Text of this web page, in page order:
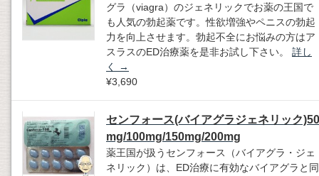
グラ（viagra）のジェネリックでお薬の王国で
も人気の勃起薬です。性欲増強やペニスの勃起
力を向上させます。勃起不全にお悩みの方はア
スラスのED治療薬を是非お試し下さい。 詳し
く
→
¥3,690
センフォース(バイアグラジェネリック)50
mg/100mg/150mg/200mg
薬王国が扱うセンフォース（バイアグラ・ジェ
ネリック）は、ED治療に有効なバイアグラと同